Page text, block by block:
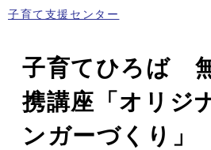
子育て支援センター
子育てひろば
携講座「オリジ
ンガーづくり」